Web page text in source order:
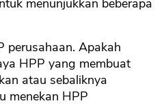
menunjukkan beberapa
perusahaan. Apakah
HPP yang membuat
atau sebaliknya
menekan HPP
OK
CANCEL